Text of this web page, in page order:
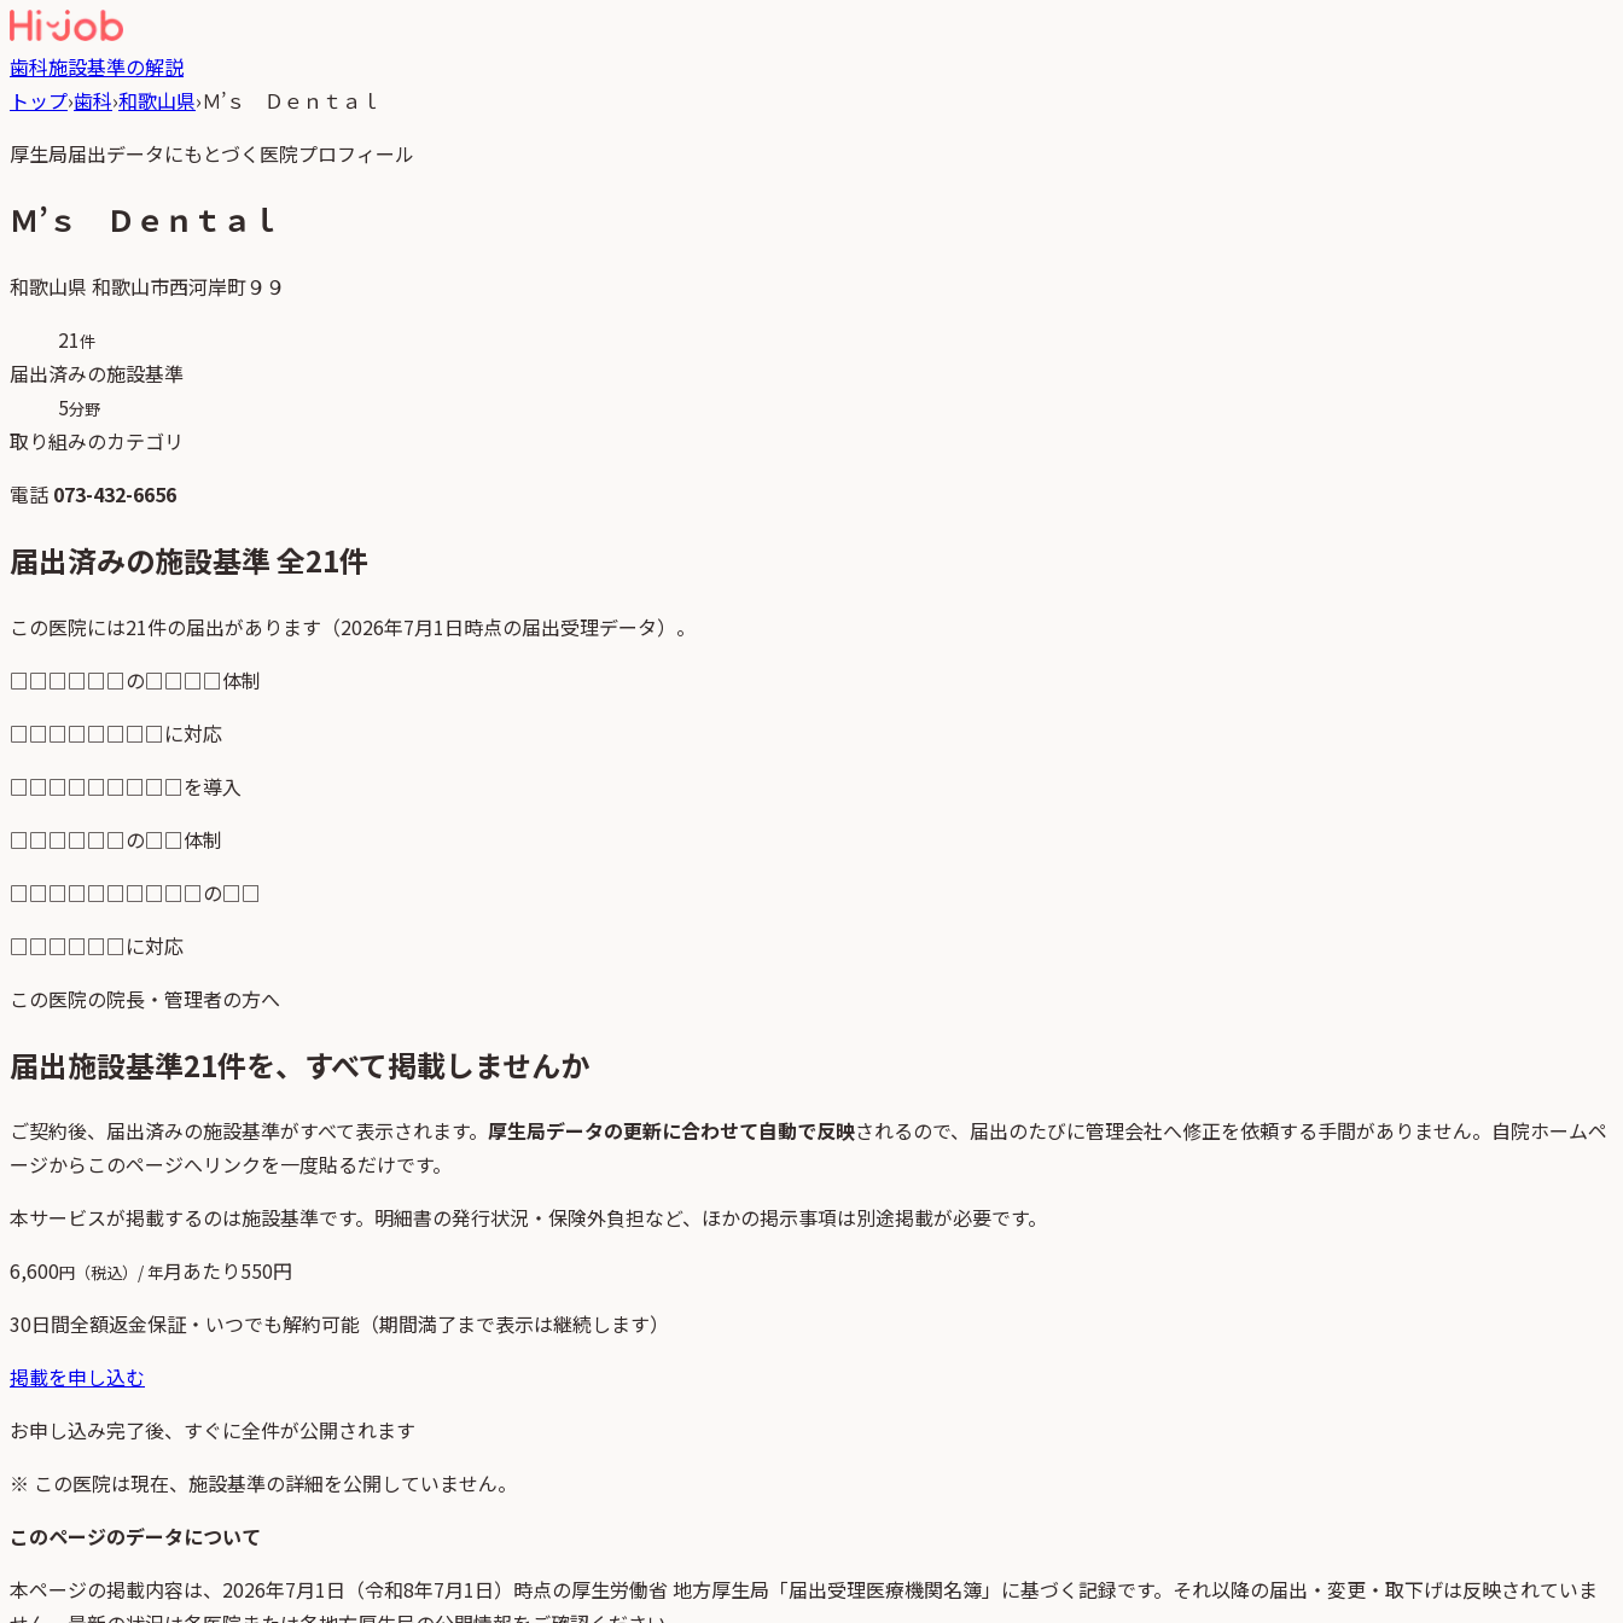
歯科施設基準の解説
トップ›歯科›和歌山県›Ｍ’ｓ Ｄｅｎｔａｌ
厚生局届出データにもとづく医院プロフィール
Ｍ’ｓ Ｄｅｎｔａｌ
和歌山県 和歌山市西河岸町９９
21件
届出済みの施設基準
5分野
取り組みのカテゴリ
電話 073-432-6656
届出済みの施設基準 全21件
この医院には21件の届出があります（2026年7月1日時点の届出受理データ）。
□□□□□□の□□□□体制
□□□□□□□□に対応
□□□□□□□□□を導入
□□□□□□の□□体制
□□□□□□□□□□の□□
□□□□□□に対応
この医院の院長・管理者の方へ
届出施設基準21件を、すべて掲載しませんか
ご契約後、 届出済みの施設基準がすべて表示されます。 厚生局データの更新に合わせて自動で反映されるので、届出のたびに管理会社へ修正を依頼する手間がありません。自院ホームペ
ージからこのページへリンクを一度貼るだけです。
本サービスが掲載するのは施設基準です。明細書の発行状況・保険外負担など、ほかの掲示事項は別途掲載が必要です。
6,600円（税込）/ 年月あたり550円
30日間全額返金保証・いつでも解約可能（期間満了まで表示は継続します）
掲載を申し込む
お申し込み完了後、すぐに全件が公開されます
※ この医院は現在、施設基準の詳細を公開していません。
このページのデータについて
本ページの掲載内容は、 2026年7月1日 （令和8年7月1日）時点の厚生労働省 地方厚生局「届出受理医療機関名簿」 に基づく記録です。それ以降の届出・変更・取下げは反映されていま